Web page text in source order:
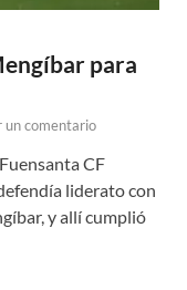
para
un comentario
CF
liderato con
y allí cumplió